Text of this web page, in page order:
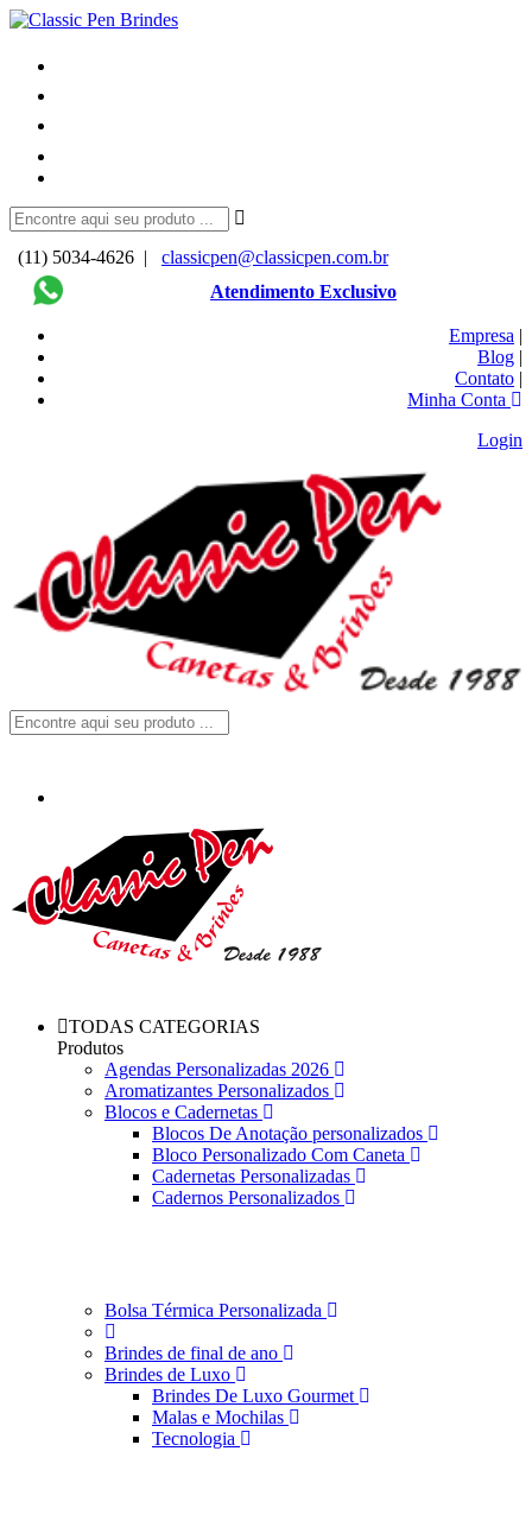
(11) 5034-4626 |
classicpen@classicpen.com.br
Atendimento Exclusivo
Empresa |
Blog |
Contato |
Minha Conta
Login
TODAS CATEGORIAS
Produtos
Agendas Personalizadas 2026
Aromatizantes Personalizados
Blocos e Cadernetas
Blocos De Anotação personalizados
Bloco Personalizado Com Caneta
Cadernetas Personalizadas
Cadernos Personalizados
Bolsa Térmica Personalizada
Brindes de final de ano
Brindes de Luxo
Brindes De Luxo Gourmet
Malas e Mochilas
Tecnologia